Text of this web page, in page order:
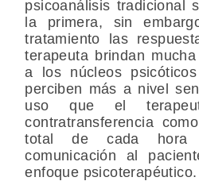
psicoanálisis tradicional
la primera, sin
tratamiento las
terapeuta brindan
a los núcleos
perciben más a nivel
uso que el
contratransferencia
total de cada hora
comunicación al
enfoque psicoterapéutico.